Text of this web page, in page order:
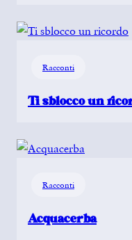
Racconti
Ti sblocco un
Racconti
Acquacerba